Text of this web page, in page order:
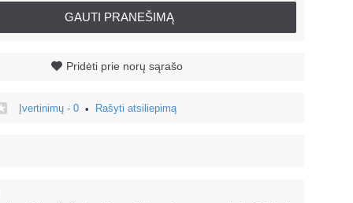
GAUTI PRANEŠIMĄ
Pridėti prie norų sąrašo
Įvertinimų - 0 • Rašyti atsiliepimą